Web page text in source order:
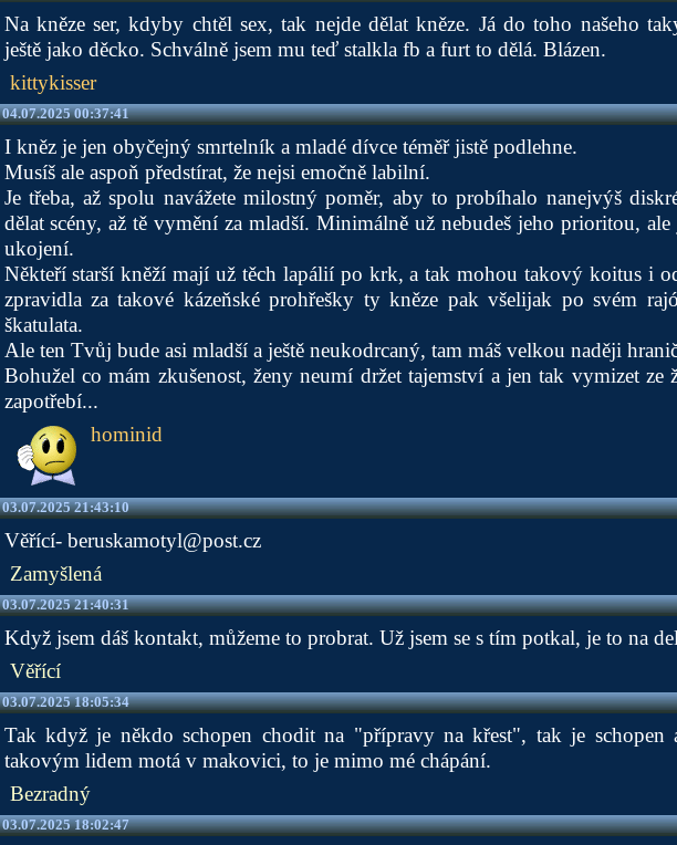
Na kněze ser, kdyby chtěl sex, tak nejde dělat kněze. Já do toho našeho
ještě jako děcko. Schválně jsem mu teď stalkla fb a furt to dělá. Blázen.
kittykisser
04.07.2025 00:37:41
I kněz je jen obyčejný smrtelník a mladé dívce téměř jistě podlehne.
Musíš ale aspoň předstírat, že nejsi emočně labilní.
Je třeba, až spolu navážete milostný poměr, aby to probíhalo nanejvýš
dělat scény, až tě vymění za mladší. Minimálně už nebudeš jeho prioritou, ale
ukojení.
Někteří starší kněží mají už těch lapálií po krk, a tak mohou takový koitus i
zpravidla za takové kázeňské prohřešky ty kněze pak všelijak po svém
škatulata.
Ale ten Tvůj bude asi mladší a ještě neukodrcaný, tam máš velkou naději
Bohužel co mám zkušenost, ženy neumí držet tajemství a jen tak vymizet ze
zapotřebí...
hominid
03.07.2025 21:43:10
Věřící- beruskamotyl@post.cz
Zamyšlená
03.07.2025 21:40:31
Když jsem dáš kontakt, můžeme to probrat. Už jsem se s tím potkal, je to na
Věřící
03.07.2025 18:05:34
Tak když je někdo schopen chodit na "přípravy na křest", tak je schopen
takovým lidem motá v makovici, to je mimo mé chápání.
Bezradný
03.07.2025 18:02:47